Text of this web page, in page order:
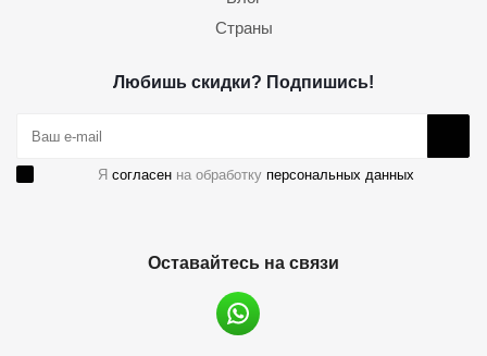
Страны
Любишь скидки? Подпишись!
Я согласен на обработку персональных данных
Оставайтесь на связи